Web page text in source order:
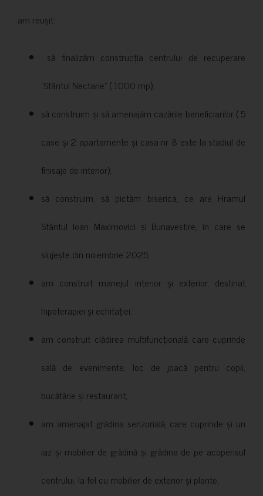
am reușit:
să finalizăm construcția centrului de recuperare
”Sfântul Nectarie” ( 1000 mp);
să construim și să amenajăm cazările beneficiarilor ( 5
case și 2 apartamente și casa nr 8 este la stadiul de
finisaje de interior);
să construim, să pictăm biserica, ce are Hramul
Sfântul Ioan Maximovici și Bunavestire, în care se
slujește din noiembrie 2025;
am construit manejul interior și exterior, destinat
hipoterapiei și echitației;
am construit clădirea multifuncțională care cuprinde
sală de evenimente, loc de joacă pentru copii,
bucătărie și restaurant;
am amenajat grădina senzorială, care cuprinde și un
iaz și mobilier de grădină și grădina de pe acoperisul
centrului, la fel cu mobilier de exterior și plante;